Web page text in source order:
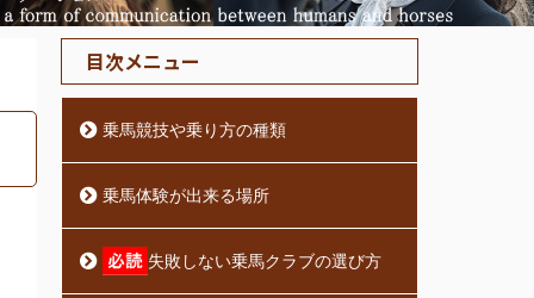
目次メニュー
乗馬競技や乗り方の種類
乗馬体験が出来る場所
失敗しない乗馬クラブの選び方